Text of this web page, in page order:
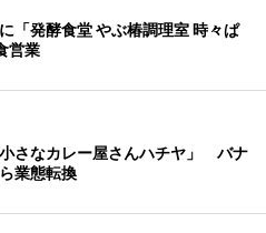
「発酵食堂 やぶ椿調理室 時々ぱ
営業
さなカレー屋さんハチヤ」 バナ
業態転換